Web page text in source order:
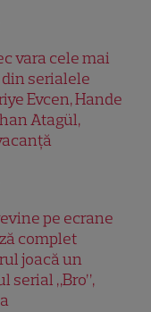
vara cele mai
serialele
Evcen, Hande
Atagül,
pe ecrane
complet
joacă un
serial „Bro”,